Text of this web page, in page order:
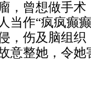
，曾想做手
作“疯疯癫癫
，伤及脑组
意整她，令